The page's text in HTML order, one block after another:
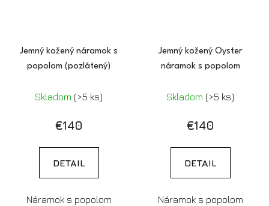
Jemný kožený náramok s
popolom (pozlátený)
Skladom (>5 ks)
€140
DETAIL
Náramok s popolom
Jemný kožený Oyster
náramok s popolom
Skladom (>5 ks)
€140
DETAIL
Náramok s popolom